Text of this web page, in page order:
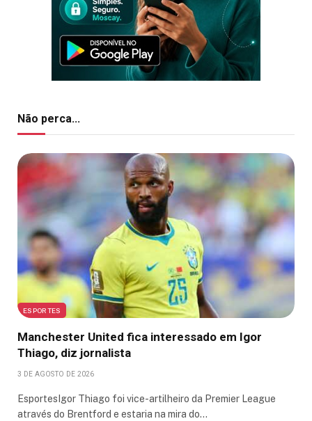
Não perca...
ESPORTES
Manchester United fica interessado em Igor
Thiago, diz jornalista
3 DE AGOSTO DE 2026
EsportesIgor Thiago foi vice-artilheiro da Premier League
através do Brentford e estaria na mira do…